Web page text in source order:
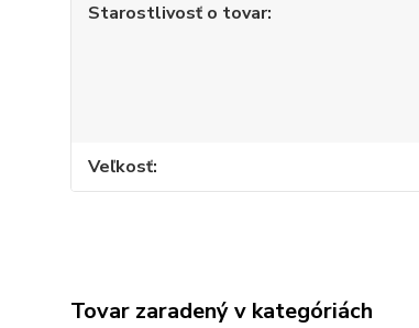
Starostlivosť o tovar
Veľkosť
Tovar zaradený v kategóriách